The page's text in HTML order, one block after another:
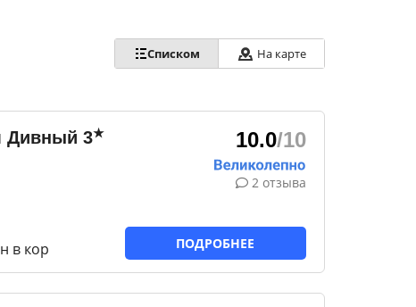
Списком На карте
Дивный 3★
в кор
10.0/10
2 отзыва
ПОДРОБНЕЕ